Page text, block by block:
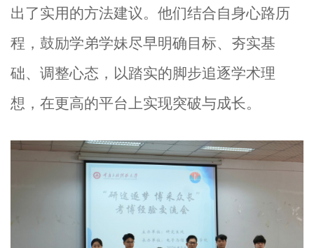
出了实用的方法建议。他们结合自身心路历
程，鼓励学弟学妹尽早明确目标、夯实基
础、调整心态，以踏实的脚步追逐学术理
想，在更高的平台上实现突破与成长。